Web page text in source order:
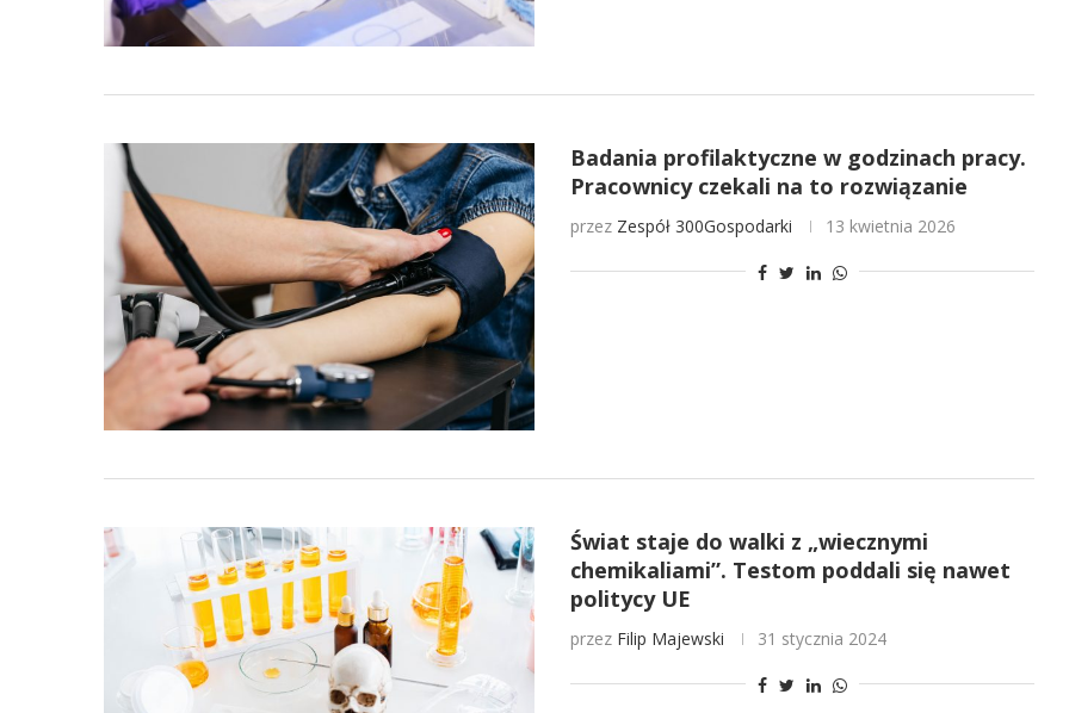
Badania profilaktyczne w godzinach pracy.
Pracownicy czekali na to rozwiązanie
przez Zespół 300Gospodarki 13 kwietnia 2026
Świat staje do walki z „wiecznymi
chemikaliami”. Testom poddali się nawet
politycy UE
przez Filip Majewski 31 stycznia 2024